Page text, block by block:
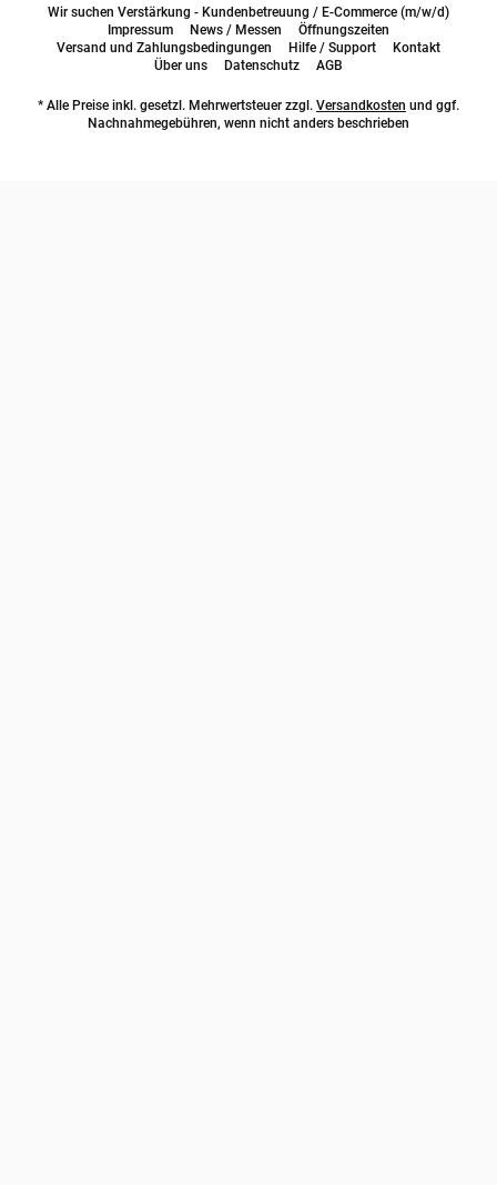
Wir suchen Verstärkung - Kundenbetreuung / E-Commerce (m/w/d)
Impressum
News / Messen
Öffnungszeiten
Versand und Zahlungsbedingungen
Hilfe / Support
Kontakt
Über uns
Datenschutz AGB
* Alle Preise inkl. gesetzl. Mehrwertsteuer zzgl. Versandkosten und ggf.
Nachnahmegebühren, wenn nicht anders beschrieben